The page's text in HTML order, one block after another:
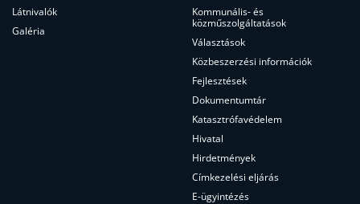
Látnivalók
Galéria
Kommunális- és
közműszolgáltatások
Választások
Közbeszerzési információk
Fejlesztések
Dokumentumtár
Katasztrófavédelem
Hivatal
Hirdetmények
Címkezelési eljárás
E-ügyintézés